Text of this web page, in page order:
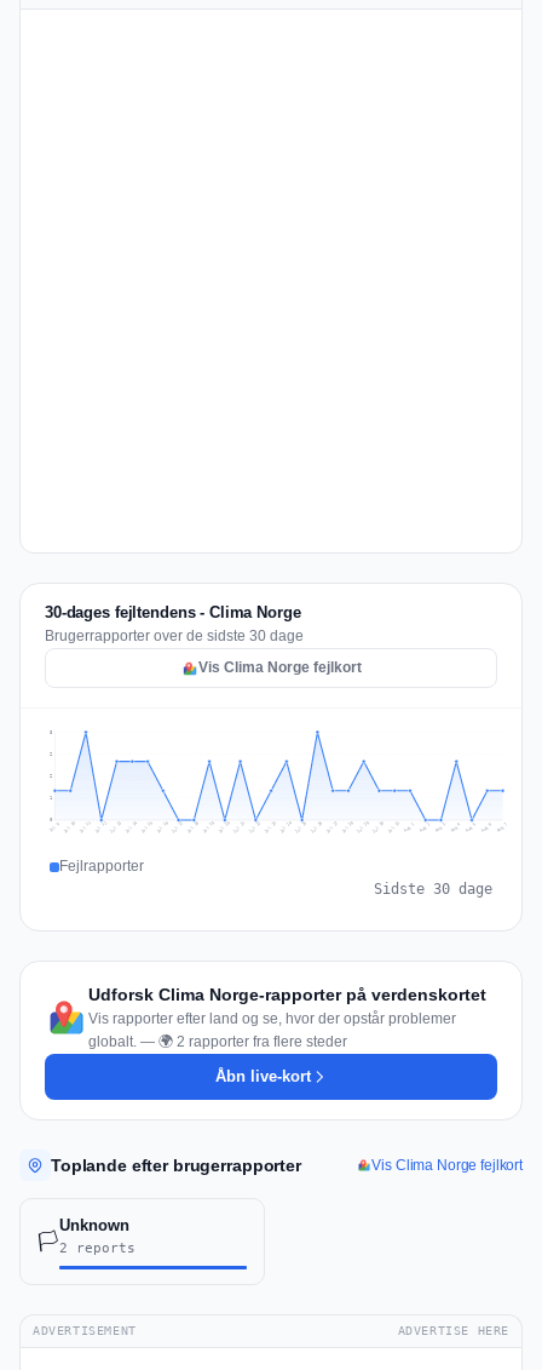
30-dages fejltendens - Clima Norge
Brugerrapporter over de sidste 30 dage
Vis Clima Norge fejlkort
1
2
2
3
Jul 9 Jul 10 Jul 11 Jul 12 Jul 13 Jul 14 Jul 15 Jul 16 Jul 17 Jul 18 Jul 19 Jul 20 Jul 21 Jul 22 Jul 23 Jul 24 Jul 25 Jul 26 Jul 27 Jul 28 Jul 29 Jul 30 Jul 31 Aug 1 Aug 2 Aug 3 Aug 4 Aug 5 Aug 6 Aug 7
Fejlrapporter
Sidste 30 dage
Udforsk Clima Norge-rapporter på verdenskortet
Vis rapporter efter land og se, hvor der opstår problemer
globalt. — 🌍 2 rapporter fra flere steder
Åbn live-kort
Toplande efter brugerrapporter Vis Clima Norge fejlkort
🏳️
Unknown
2 reports
ADVERTISEMENT ADVERTISE HERE